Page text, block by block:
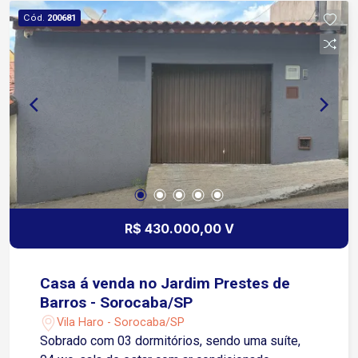
Cód. 200681
R$ 430.000,00 V
Casa á venda no Jardim Prestes de
Barros - Sorocaba/SP
Vila Haro - Sorocaba/SP
Sobrado com 03 dormitórios, sendo uma suíte,